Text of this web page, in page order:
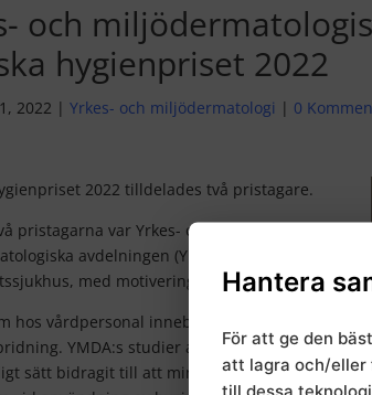
och
hygienpriset 2022
2022 | Yrkes- och miljödermatologi | 0
2022 tilldelades två pristagare.
pristagarna var Yrkes- och
avdelningen (YMDA) vid Skånes
med motiveringen:
hos vårdpersonal innebär en potentiell risk
YMDA:s studier av orsakerna har på
sätt bidragit till att minska risken för
Hantera
För att ge den
att lagra och/eller
till dessa